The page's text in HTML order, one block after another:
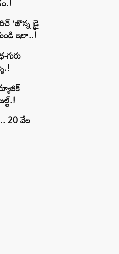
‘జొన్న డ్రై
ఇలా..!
గురు
20 వేల